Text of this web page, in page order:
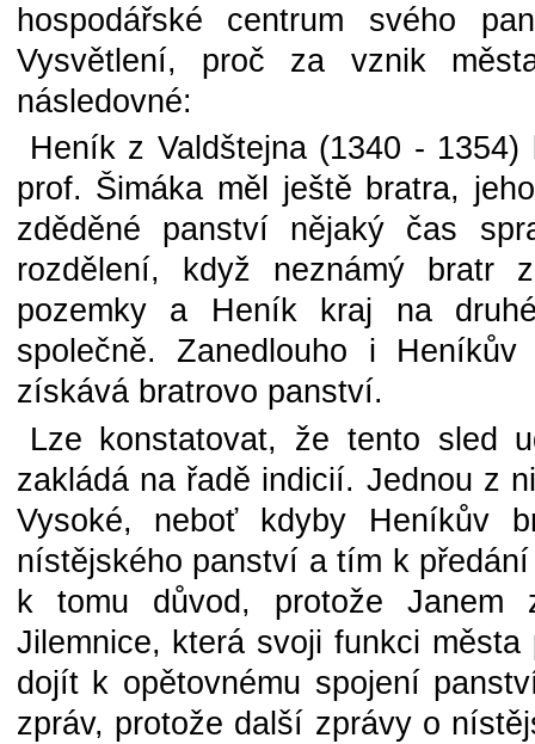
hospodářské centrum svého
Vysvětlení, proč za vznik
následovné:
Heník z Valdštejna (1340 -
prof. Šimáka měl ještě bratra,
zděděné panství nějaký čas
rozdělení, když neznámý bratr
pozemky a Heník kraj na
společně. Zanedlouho i
získává bratrovo panství.
Lze konstatovat, že tento sled
zakládá na řadě indicií. Jednou z
Vysoké, neboť kdyby Heníkův
nístějského panství a tím k
k tomu důvod, protože Janem
Jilemnice, která svoji funkci
dojít k opětovnému spojení
zpráv, protože další zprávy o